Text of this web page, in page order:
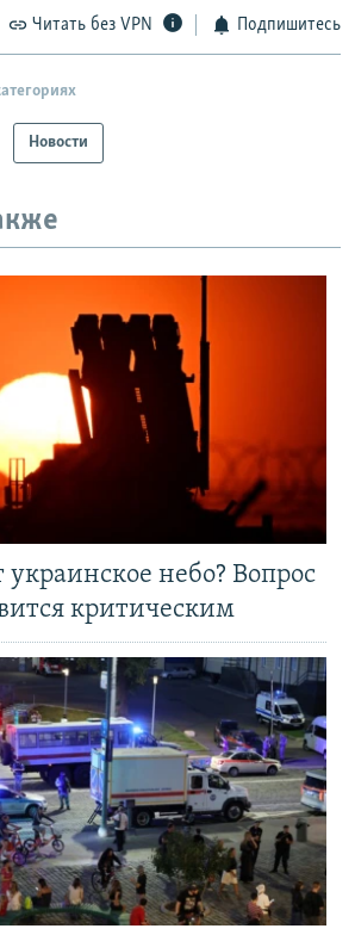
РАССЫЛКУ
РС
Читать без VPN Подпишитесь
Новости
небо? Вопрос
критическим